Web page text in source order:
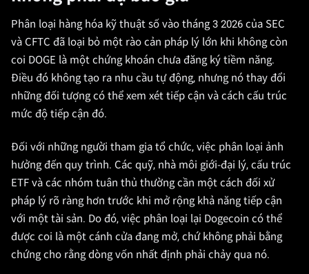
Phân loại hàng hóa kỹ thuật số vào tháng 3 2026 của SEC
và CFTC đã loại bỏ một rào cản pháp lý lớn khi không còn
coi DOGE là một chứng khoán chưa đăng ký tiềm năng.
Điều đó không tạo ra nhu cầu tự động, nhưng nó thay đổi
những đối tượng có thể xem xét tiếp cận và cách cấu trúc
mức độ tiếp cận đó.
Đối với những người tham gia tổ chức, việc phân loại ảnh
hưởng đến quy trình. Các quỹ, nhà môi giới-đại lý, cấu trúc
ETF và các nhóm tuân thủ thường cần một cách đối xử
pháp lý rõ ràng hơn trước khi mở rộng khả năng tiếp cận
với một tài sản. Do đó, việc phân loại lại Dogecoin có thể
được coi là một cánh cửa đang mở, chứ không phải bằng
chứng cho rằng dòng vốn nhất định phải chảy qua nó.